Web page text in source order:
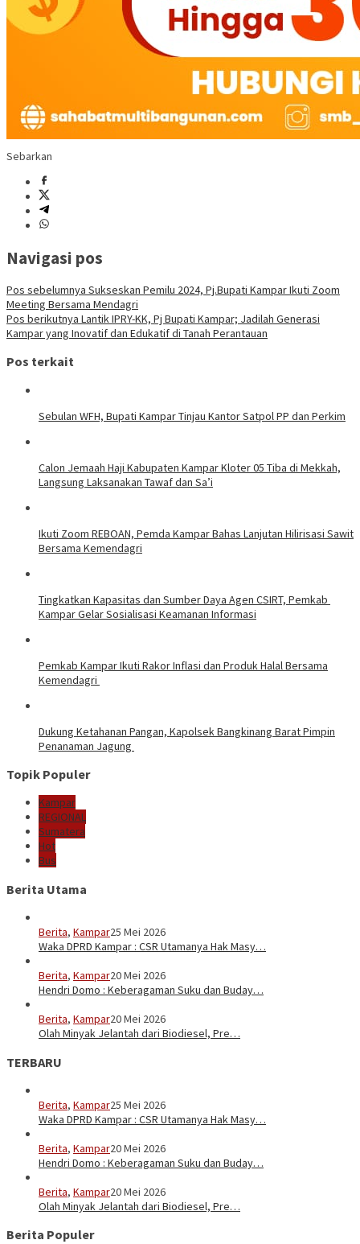
Sebarkan
Navigasi pos
Pos sebelumnya Sukseskan Pemilu 2024, Pj.Bupati Kampar Ikuti Zoom
Meeting Bersama Mendagri
Pos berikutnya Lantik IPRY-KK, Pj Bupati Kampar; Jadilah Generasi
Kampar yang Inovatif dan Edukatif di Tanah Perantauan
Pos terkait
Sebulan WFH, Bupati Kampar Tinjau Kantor Satpol PP dan Perkim
Calon Jemaah Haji Kabupaten Kampar Kloter 05 Tiba di Mekkah,
Langsung Laksanakan Tawaf dan Sa’i
Ikuti Zoom REBOAN, Pemda Kampar Bahas Lanjutan Hilirisasi Sawit
Bersama Kemendagri
Tingkatkan Kapasitas dan Sumber Daya Agen CSIRT, Pemkab
Kampar Gelar Sosialisasi Keamanan Informasi
Pemkab Kampar Ikuti Rakor Inflasi dan Produk Halal Bersama
Kemendagri
Dukung Ketahanan Pangan, Kapolsek Bangkinang Barat Pimpin
Penanaman Jagung
Topik Populer
Kampar
REGIONAL
Sumatera
Hot
Bus
Berita Utama
Berita, Kampar25 Mei 2026
Waka DPRD Kampar : CSR Utamanya Hak Masy…
Berita, Kampar20 Mei 2026
Hendri Domo : Keberagaman Suku dan Buday…
Berita, Kampar20 Mei 2026
Olah Minyak Jelantah dari Biodiesel, Pre…
TERBARU
Berita, Kampar25 Mei 2026
Waka DPRD Kampar : CSR Utamanya Hak Masy…
Berita, Kampar20 Mei 2026
Hendri Domo : Keberagaman Suku dan Buday…
Berita, Kampar20 Mei 2026
Olah Minyak Jelantah dari Biodiesel, Pre…
Berita Populer